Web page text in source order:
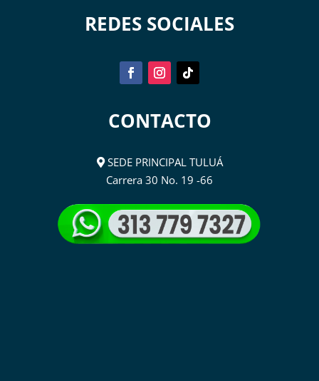
REDES SOCIALES
CONTACTO
SEDE PRINCIPAL TULUÁ
Carrera 30 No. 19 -66